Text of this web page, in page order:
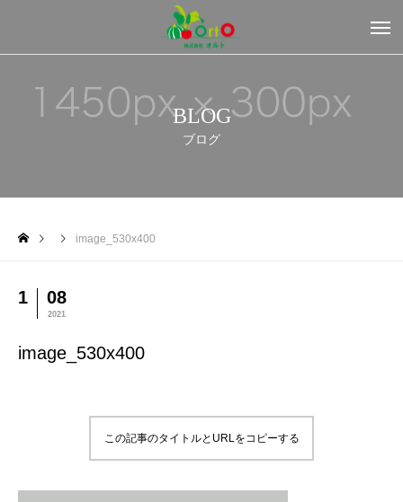
BLOG
ブログ
image_530x400
1 08
2021
image_530x400
この記事のタイトルとURLをコピーする